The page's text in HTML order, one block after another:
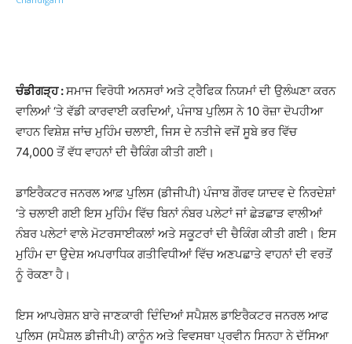
ਚੰਡੀਗੜ੍ਹ :ਸਮਾਜ ਵਿਰੋਧੀ ਅਨਸਰਾਂ ਅਤੇ ਟ੍ਰੈਫਿਕ ਨਿਯਮਾਂ ਦੀ ਉਲੰਘਣਾ ਕਰਨ
ਵਾਲਿਆਂ ‘ਤੇ ਵੱਡੀ ਕਾਰਵਾਈ ਕਰਦਿਆਂ, ਪੰਜਾਬ ਪੁਲਿਸ ਨੇ 10 ਰੋਜ਼ਾ ਦੋਪਹੀਆ
ਵਾਹਨ ਵਿਸ਼ੇਸ਼ ਜਾਂਚ ਮੁਹਿੰਮ ਚਲਾਈ, ਜਿਸ ਦੇ ਨਤੀਜੇ ਵਜੋਂ ਸੂਬੇ ਭਰ ਵਿੱਚ
74,000 ਤੋਂ ਵੱਧ ਵਾਹਨਾਂ ਦੀ ਚੈਕਿੰਗ ਕੀਤੀ ਗਈ।
ਡਾਇਰੈਕਟਰ ਜਨਰਲ ਆਫ਼ ਪੁਲਿਸ (ਡੀਜੀਪੀ) ਪੰਜਾਬ ਗੌਰਵ ਯਾਦਵ ਦੇ ਨਿਰਦੇਸ਼ਾਂ
‘ਤੇ ਚਲਾਈ ਗਈ ਇਸ ਮੁਹਿੰਮ ਵਿੱਚ ਬਿਨਾਂ ਨੰਬਰ ਪਲੇਟਾਂ ਜਾਂ ਛੇੜਛਾੜ ਵਾਲੀਆਂ
ਨੰਬਰ ਪਲੇਟਾਂ ਵਾਲੇ ਮੋਟਰਸਾਈਕਲਾਂ ਅਤੇ ਸਕੂਟਰਾਂ ਦੀ ਚੈਕਿੰਗ ਕੀਤੀ ਗਈ। ਇਸ
ਮੁਹਿੰਮ ਦਾ ਉਦੇਸ਼ ਅਪਰਾਧਿਕ ਗਤੀਵਿਧੀਆਂ ਵਿੱਚ ਅਣਪਛਾਤੇ ਵਾਹਨਾਂ ਦੀ ਵਰਤੋਂ
ਨੂੰ ਰੋਕਣਾ ਹੈ।
ਇਸ ਆਪਰੇਸ਼ਨ ਬਾਰੇ ਜਾਣਕਾਰੀ ਦਿੰਦਿਆਂ ਸਪੈਸ਼ਲ ਡਾਇਰੈਕਟਰ ਜਨਰਲ ਆਫ
ਪੁਲਿਸ (ਸਪੈਸ਼ਲ ਡੀਜੀਪੀ) ਕਾਨੂੰਨ ਅਤੇ ਵਿਵਸਥਾ ਪ੍ਰਵੀਨ ਸਿਨਹਾ ਨੇ ਦੱਸਿਆ